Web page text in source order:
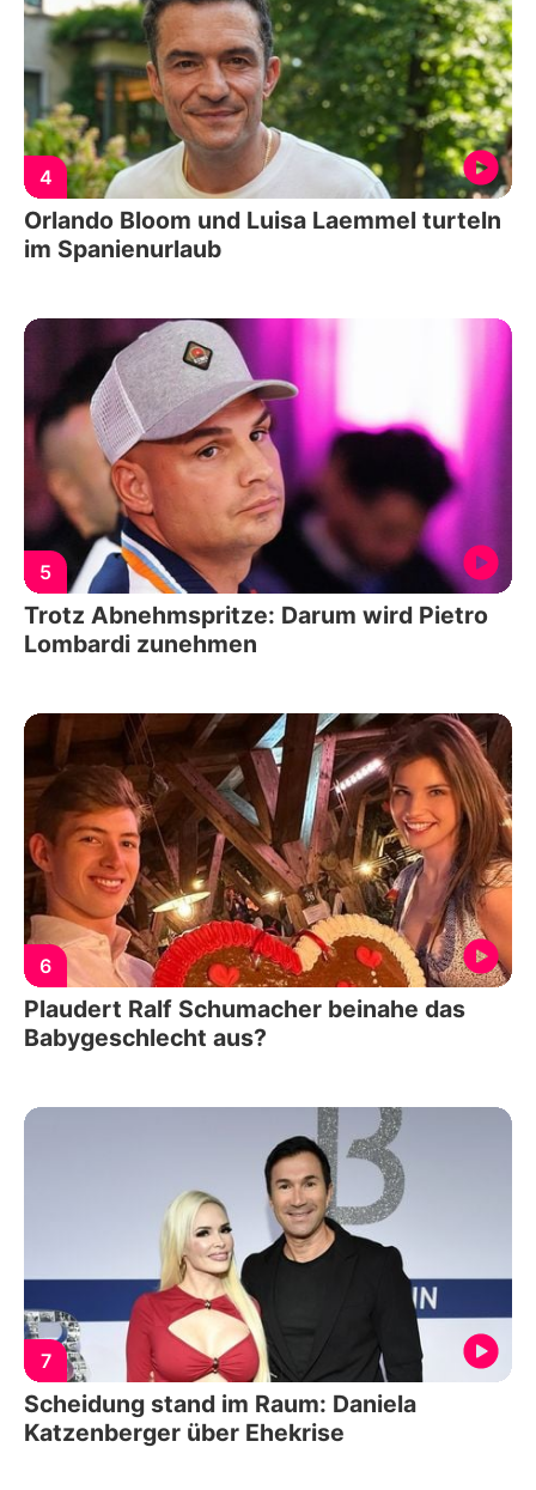
4
Orlando Bloom und Luisa Laemmel turteln
im Spanienurlaub
5
Trotz Abnehmspritze: Darum wird Pietro
Lombardi zunehmen
6
Plaudert Ralf Schumacher beinahe das
Babygeschlecht aus?
7
Scheidung stand im Raum: Daniela
Katzenberger über Ehekrise